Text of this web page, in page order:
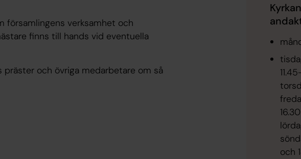
församlingens verksamhet och
finns till hands vid eventuella
och övriga medarbetare om så
16.30
och